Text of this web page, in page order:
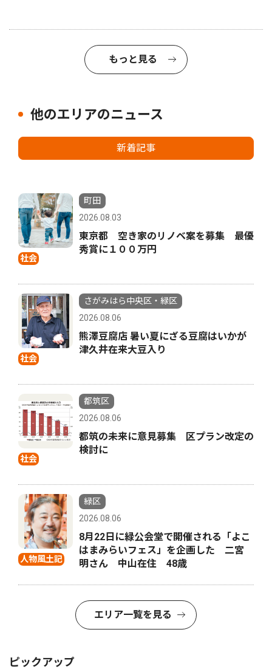
もっと見る
他のエリアのニュース
新着記事
社会
町田
2026.08.03
東京都 空き家のリノベ案を募集 最優
秀賞に１００万円
社会
さがみはら中央区・緑区
2026.08.06
熊澤豆腐店 暑い夏にざる豆腐はいかが
津久井在来大豆入り
社会
都筑区
2026.08.06
都筑の未来に意見募集 区プラン改定の
検討に
人物風土記
緑区
2026.08.06
8月22日に緑公会堂で開催される「よこ
はまみらいフェス」を企画した 二宮
明さん 中山在住 48歳
エリア一覧を見る
ピックアップ